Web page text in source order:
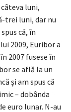
luni,
trei luni, dar nu
că, în
2009, Euribor a
2007 fusese în
se află la un
și am spus că
– dobânda
euro lunar. N-au